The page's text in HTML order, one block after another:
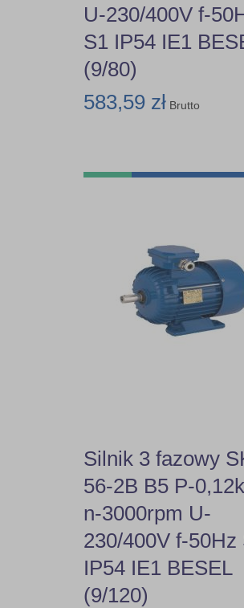
U-230/400V f-
S1 IP54 IE1
(9/80)
583,59 zł Brutto
Silnik 3 fazowy
56-2B B5 P-
n-3000rpm U-
230/400V f-50Hz
IP54 IE1 BESEL
(9/120)